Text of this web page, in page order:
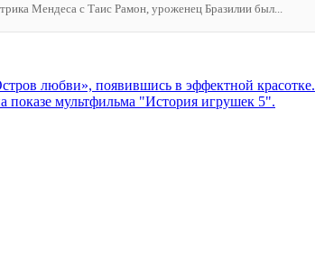
Мендеса с Таис Рамон, уроженец Бразилии был...
любви», появившись в эффектной красотке.
мультфильма "История игрушек 5".